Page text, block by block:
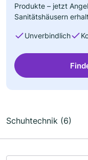
Produkte – jetzt
Sanitätshäusern
Unverbindlich
Schuhtechnik (6)